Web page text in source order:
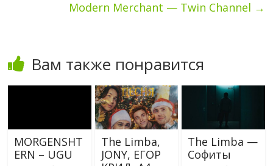
Modern Merchant — Twin Channel →
Вам также понравится
MORGENSHT
ERN – UGU
The Limba,
JONY, ЕГОР
The Limba —
Софиты